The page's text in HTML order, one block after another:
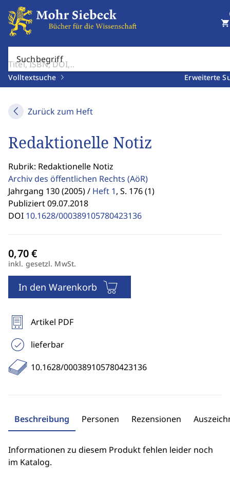
Suchbegriff
Volltextsuche Erweiterte
shopping_cart
Zurück zum Heft
Redaktionelle Notiz
Rubrik: Redaktionelle Notiz
Archiv des öffentlichen Rechts (AöR)
Jahrgang 130 (2005) / Heft 1, S. 176 (1)
Publiziert 09.07.2018
DOI 10.1628/000389105780423136
inkl. gesetzl. MwSt.
In den Warenkorb
Artikel PDF
lieferbar
10.1628/000389105780423136
Beschreibung Personen Rezensionen
Informationen zu diesem Produkt fehlen leider noch
im Katalog.